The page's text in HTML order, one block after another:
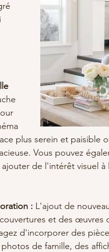
plus serein et paisible
Vous pouvez
de l'intérêt visuel à
: L'ajout de
et des œuvres
d'incorporer des
de famille, des